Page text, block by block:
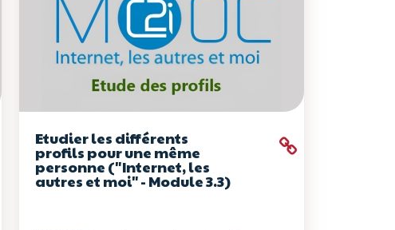
Etudier les différents
profils pour une même
personne ("Internet, les
autres et moi" - Module 3.3)